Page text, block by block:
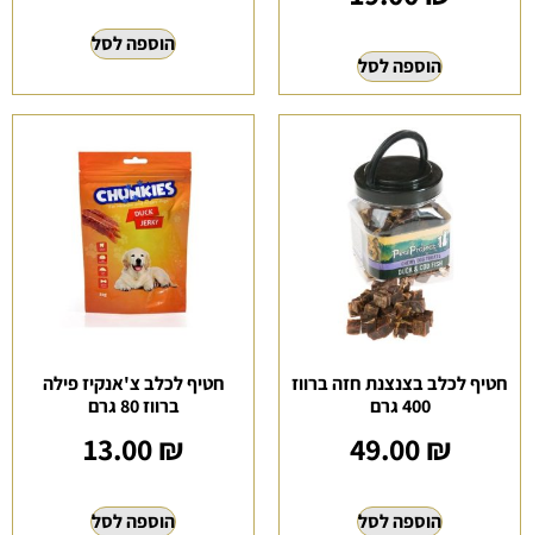
הוספה לסל
הוספה לסל
חטיף לכלב בצנצנת חזה ברווז
400 גרם
49.00₪
הוספה לסל
חטיף לכלב צ'אנקיז פילה
ברווז 80 גרם
13.00₪
הוספה לסל